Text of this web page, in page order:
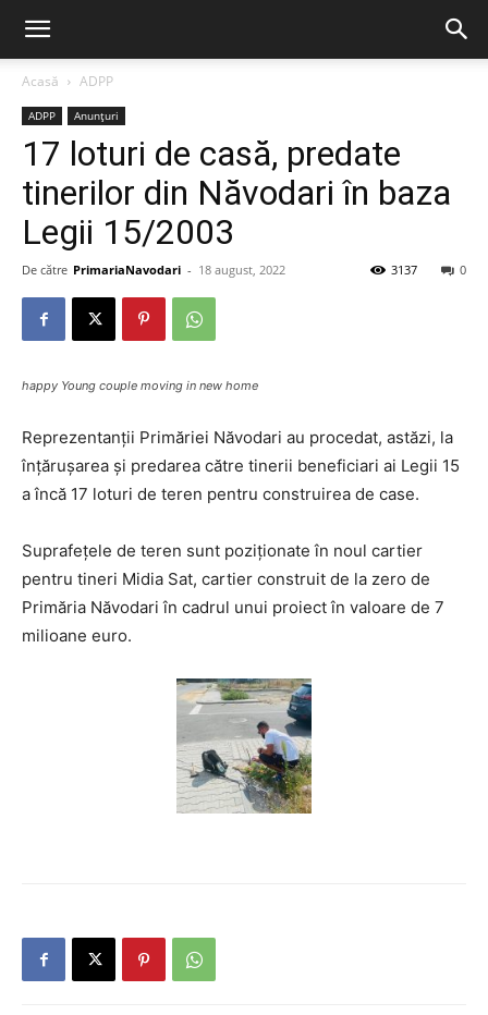
Acasă ADPP
ADPP Anunțuri
17 loturi de casă, predate
tinerilor din Năvodari în baza
Legii 15/2003
De către PrimariaNavodari - 18 august, 2022 0
3137
happy Young couple moving in new home
Reprezentanții Primăriei Năvodari au procedat, astăzi, la
înțărușarea și predarea către tinerii beneficiari ai Legii 15
a încă 17 loturi de teren pentru construirea de case.
Suprafețele de teren sunt poziționate în noul cartier
pentru tineri Midia Sat, cartier construit de la zero de
Primăria Năvodari în cadrul unui proiect în valoare de 7
milioane euro.